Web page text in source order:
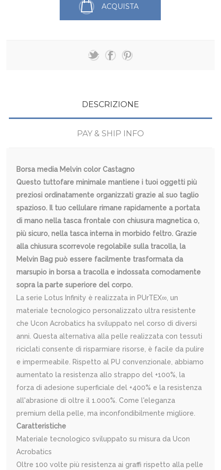
ACQUISTA
DESCRIZIONE
PAY & SHIP INFO
Borsa media Melvin color Castagno
Questo tuttofare minimale mantiene i tuoi oggetti più
preziosi ordinatamente organizzati grazie al suo taglio
spazioso. Il tuo cellulare rimane rapidamente a portata
di mano nella tasca frontale con chiusura magnetica o,
più sicuro, nella tasca interna in morbido feltro. Grazie
alla chiusura scorrevole regolabile sulla tracolla, la
Melvin Bag può essere facilmente trasformata da
marsupio in borsa a tracolla e indossata comodamente
sopra la parte superiore del corpo.
La serie Lotus Infinity è realizzata in PUrTEX∞, un
materiale tecnologico personalizzato ultra resistente
che Ucon Acrobatics ha sviluppato nel corso di diversi
anni. Questa alternativa alla pelle realizzata con tessuti
riciclati consente di risparmiare risorse, è facile da pulire
e impermeabile. Rispetto al PU convenzionale, abbiamo
aumentato la resistenza allo strappo del +100%, la
forza di adesione superficiale del +400% e la resistenza
all'abrasione di oltre il 1.000%. Come l'eleganza
premium della pelle, ma inconfondibilmente migliore.
Caratteristiche
Materiale tecnologico sviluppato su misura da Ucon
Acrobatics
Oltre 100 volte più resistenza ai graffi rispetto alla pelle